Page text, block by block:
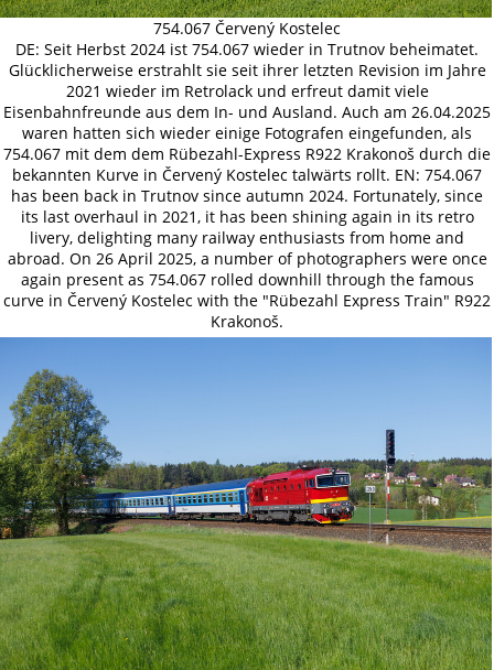
754.067 Červený Kostelec
DE: Seit Herbst 2024 ist 754.067 wieder in Trutnov beheimatet.
Glücklicherweise erstrahlt sie seit ihrer letzten Revision im Jahre
2021 wieder im Retrolack und erfreut damit viele
Eisenbahnfreunde aus dem In- und Ausland. Auch am 26.04.2025
waren hatten sich wieder einige Fotografen eingefunden, als
754.067 mit dem dem Rübezahl-Express R922 Krakonoš durch die
bekannten Kurve in Červený Kostelec talwärts rollt. EN: 754.067
has been back in Trutnov since autumn 2024. Fortunately, since
its last overhaul in 2021, it has been shining again in its retro
livery, delighting many railway enthusiasts from home and
abroad. On 26 April 2025, a number of photographers were once
again present as 754.067 rolled downhill through the famous
curve in Červený Kostelec with the "Rübezahl Express Train" R922
Krakonoš.